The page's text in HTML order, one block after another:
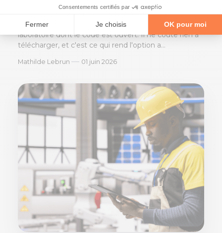
Un LIMS open source est un logiciel de gestion de
laboratoire dont le code est ouvert. Il ne coûte rien à
télécharger, et c'est ce qui rend l'option a...
Mathilde Lebrun — 01 juin 2026